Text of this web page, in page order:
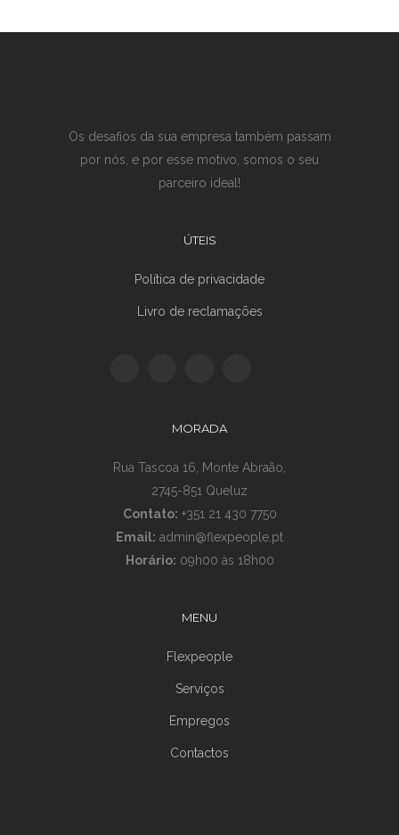
Os desafios da sua empresa também passam
por nós, e por esse motivo, somos o seu
parceiro ideal!
ÚTEIS
Política de privacidade
Livro de reclamações
MORADA
Rua Tascoa 16, Monte Abraão,
2745-851 Queluz
Contato: +351 21 430 7750
Email: admin@flexpeople.pt
Horário: 09h00 às 18h00
MENU
Flexpeople
Serviços
Empregos
Contactos